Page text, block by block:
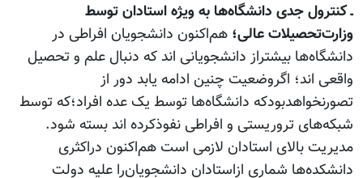
ـ کنترول جدی دانشگاه‌ها به ویژه استادان توسط
وزارت‌تحصیلات عالی؛ هم‌اکنون دانشجویان افراطی در
دانشگاه‌ها بیشتراز دانشجویانی اند که دنبال علم و تحصیل
واقعی اند؛ اگروضعیت چنین ادامه یابد دور از
تصورنخواهدبودکه دانشگاه‌ها توسط یک عده افراد؛که توسط
شبکه‌های تروریستی و افراطی نفوذکرده اند بسته شود.
مدیریت بالای استادان لازمی است هم‌اکنون دراکثری
دانشکده‌ها شماری ازاستادان دانشجویان‌را علیه دولت